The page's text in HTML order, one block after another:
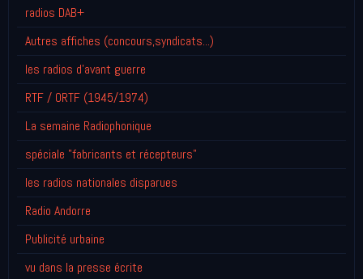
radios DAB+
Autres affiches (concours,syndicats...)
les radios d'avant guerre
RTF / ORTF (1945/1974)
La semaine Radiophonique
spéciale "fabricants et récepteurs"
les radios nationales disparues
Radio Andorre
Publicité urbaine
vu dans la presse écrite